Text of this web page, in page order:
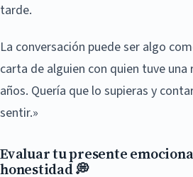
tarde.
La conversación puede ser algo
carta de alguien con quien tuve una
años. Quería que lo supieras y
sentir.»
Evaluar tu presente
honestidad 💭